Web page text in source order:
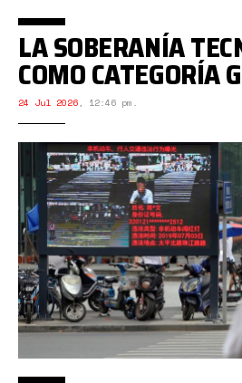
LA SOBERANÍA
COMO CATEGORÍA
24 Jul 2026, 12:46 pm.